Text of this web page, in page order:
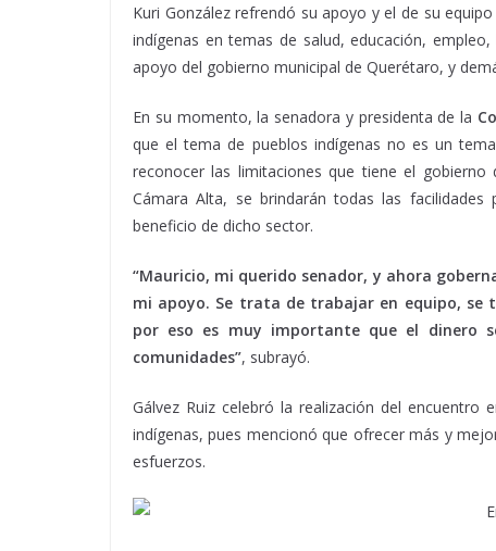
Kuri González refrendó su apoyo y el de su
indígenas en temas de salud, educación,
apoyo del gobierno municipal de Querétaro, y
En su momento, la senadora y presidenta de la
que el tema de pueblos indígenas no es un
reconocer las limitaciones que tiene el
Cámara Alta, se brindarán todas las
beneficio de dicho sector.
“Mauricio, mi querido senador, y ahora
mi apoyo. Se trata de trabajar en equipo, se
por eso es muy importante que el dinero
comunidades”, subrayó.
Gálvez Ruiz celebró la realización del encuentro
indígenas, pues mencionó que ofrecer más y
esfuerzos.